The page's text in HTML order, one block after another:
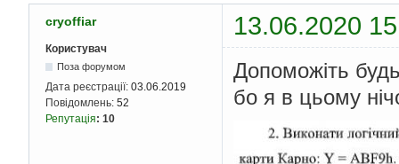
cryoffiar 13.06.2020
Користувач
Поза форумом
Дата реєстрації: 03.06.2019
Повідомлень: 52
Репутація: 10
Допоможіть
бо я в цьому